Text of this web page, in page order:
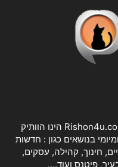
פורטל האינטרנט של ראשון לציון Rishon4u.co.il הינו הוותיק
בנושאים כגון : חדשות
חינוך, קהילה, עסקים,
פיטנס ועוד….